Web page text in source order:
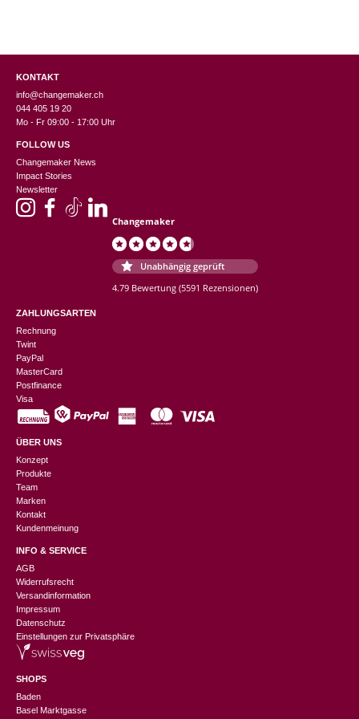
KONTAKT
info@changemaker.ch
044 405 19 20
Mo - Fr 09:00 - 17:00 Uhr
FOLLOW US
Changemaker News
Impact Stories
Newsletter
Changemaker
Unabhängig geprüft
4.79 Bewertung (5591 Rezensionen)
ZAHLUNGSARTEN
Rechnung
Twint
PayPal
MasterCard
Postfinance
Visa
ÜBER UNS
Konzept
Produkte
Team
Marken
Kontakt
Kundenmeinung
INFO & SERVICE
AGB
Widerrufsrecht
Versandinformation
Impressum
Datenschutz
Einstellungen zur Privatsphäre
SHOPS
Baden
Basel Marktgasse